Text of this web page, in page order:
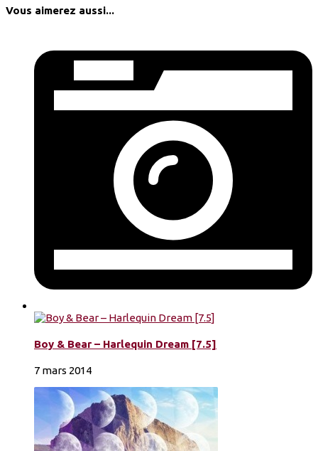
Vous aimerez aussi...
Boy & Bear – Harlequin Dream [7.5]
7 mars 2014